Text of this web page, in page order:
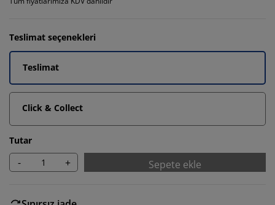
Teslimat seçenekleri
Teslimat
Click & Collect
Tutar
- + Sepete ekle